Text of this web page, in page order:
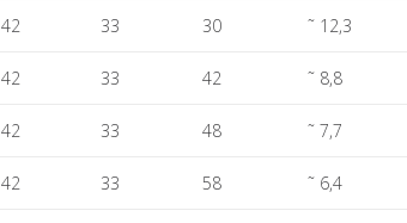
42 33 30 ˜ 12,3
42 33 42 ˜ 8,8
42 33 48 ˜ 7,7
42 33 58 ˜ 6,4